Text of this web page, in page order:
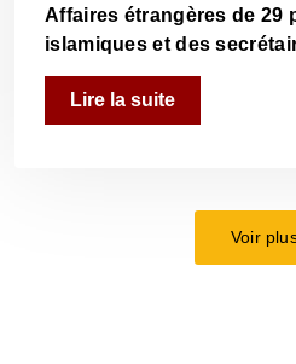
Affaires étrangères de 29
islamiques et des
Ligue des États arabes,
Conférence islamique et
coopération du Golfe.
Lire la suite
Voir